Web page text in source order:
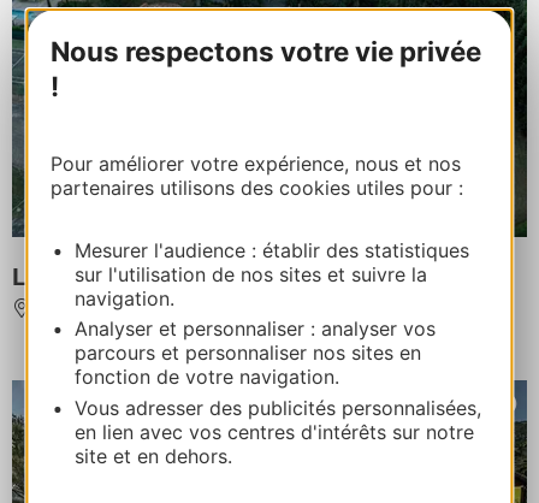
Nous respectons votre vie privée
!
Pour améliorer votre expérience, nous et nos
partenaires utilisons des cookies utiles pour :
Mesurer l'audience : établir des statistiques
sur l'utilisation de nos sites et suivre la
navigation.
Analyser et personnaliser : analyser vos
parcours et personnaliser nos sites en
fonction de votre navigation.
Vous adresser des publicités personnalisées,
en lien avec vos centres d'intérêts sur notre
site et en dehors.
LA COUR DES DUCS
COUIZA